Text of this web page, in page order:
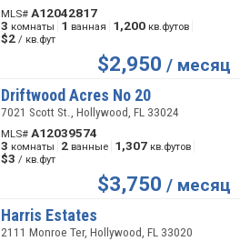
MLS#A12042817
3 комнаты 1 ванная 1,200 кв.футов
$2 / кв.фут
$2,950 / месяц
Driftwood Acres No 20
7021 Scott St., Hollywood, FL 33024
MLS#A12039574
3 комнаты 2 ванные 1,307 кв.футов
$3 / кв.фут
$3,750 / месяц
Harris Estates
2111 Monroe Ter, Hollywood, FL 33020